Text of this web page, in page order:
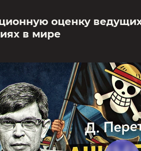
оценку
в мире